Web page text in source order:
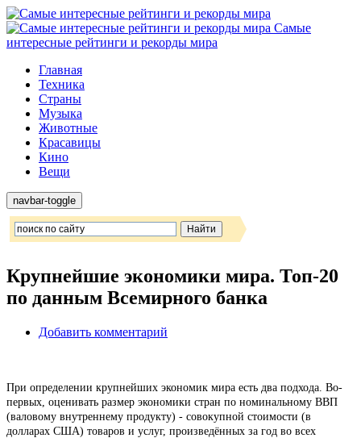
Самые
интересные рейтинги и рекорды мира
Главная
Техника
Страны
Музыка
Животные
Красавицы
Кино
Вещи
navbar-toggle
Крупнейшие экономики мира. Топ-20
по данным Всемирного банка
Добавить комментарий
При определении крупнейших экономик мира есть два подхода. Во-
первых, оценивать размер экономики стран по номинальному ВВП
(валовому внутреннему продукту) - совокупной стоимости (в
долларах США) товаров и услуг, произведённых за год во всех